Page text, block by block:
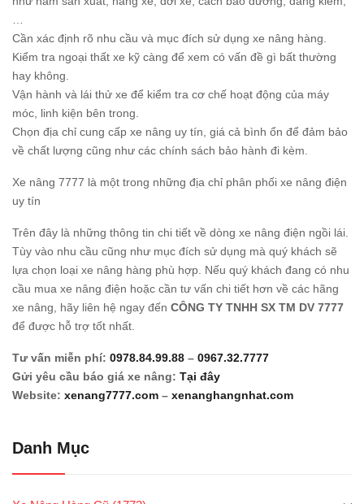
Cần xác định rõ nhu cầu và mục đích sử dụng xe nâng hàng.
Kiểm tra ngoại thất xe kỹ càng để xem có vấn đề gì bất thường
hay không.
Vận hành và lái thử xe để kiểm tra cơ chế hoạt động của máy
móc, linh kiện bên trong.
Chọn địa chỉ cung cấp xe nâng uy tín, giá cả bình ổn để đảm bảo
về chất lượng cũng như các chính sách bảo hành đi kèm.
Xe nâng 7777 là một trong những địa chỉ phân phối xe nâng điện
uy tín
Trên đây là những thông tin chi tiết về dòng xe nâng điện ngồi lái.
Tùy vào nhu cầu cũng như mục đích sử dụng mà quý khách sẽ
lựa chọn loại xe nâng hàng phù hợp. Nếu quý khách đang có nhu
cầu mua xe nâng điện hoặc cần tư vấn chi tiết hơn về các hãng
xe nâng, hãy liên hệ ngay đến CÔNG TY TNHH SX TM DV 7777
để được hỗ trợ tốt nhất.
Tư vấn miễn phí: 0978.84.99.88 – 0967.32.7777
Gửi yêu cầu báo giá xe nâng: Tại đây
Website: xenang7777.com – xenanghangnhat.com
Danh Mục